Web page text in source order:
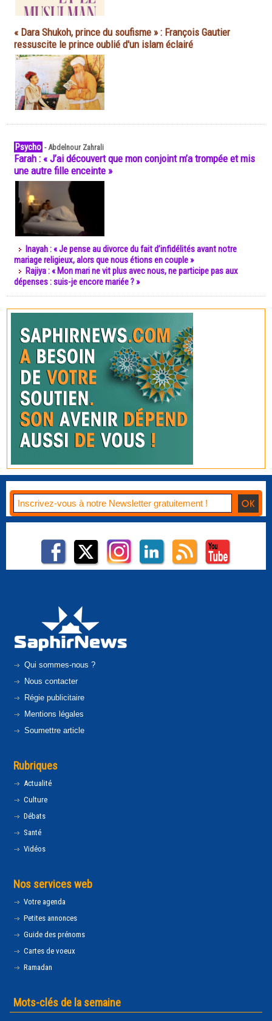
« Dara Shukoh, prince du soufisme » : François Gautier
ressuscite le prince oublié d'un islam éclairé
Psycho -Abdelnour Zahrali
Farah : « J’ai découvert que mon conjoint m’a trompée et mis
une autre fille enceinte »
Inayah : « Je pense au divorce du fait d’infidélités avant notre
mariage religieux, alors que nous étions en couple »
Rajiya : « Mon mari ne vit plus avec nous, ne participe pas aux
dépenses : suis-je encore mariée ? »
Qui sommes-nous ?
Nous contacter
Régie publicitaire
Mentions légales
Soumettre article
Rubriques
Actualité
Culture
Débats
Santé
Vidéos
Nos services web
Votre agenda
Petites annonces
Guide des prénoms
Cartes de voeux
Ramadan
Mots-clés de la semaine